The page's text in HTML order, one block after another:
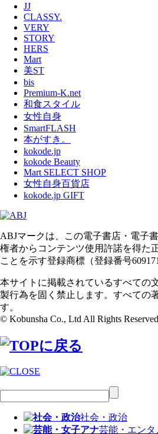
JJ
CLASSY.
VERY
STORY
HERS
Mart
美ST
bis
Premium-K.net
和食スタイル
女性自身
SmartFLASH
本がすき。
kokode.jp
kokode Beauty
Mart SELECT SHOP
女性自身百貨店
kokode.jp GIFT
ABJマークは、この電子書店・電子
権者からコンテンツ使用許諾を得た
ことを示す登録商標（登録番号
本サイトに掲載されているすべての
製行為を固く禁止します。すべての
す。
© Kobunsha Co., Ltd All Rights
社会・政治
芸能・エンタ